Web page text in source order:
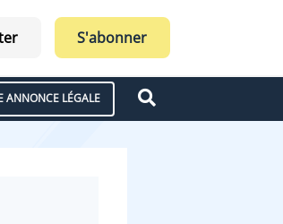
S'abonner
ANNONCE LÉGALE